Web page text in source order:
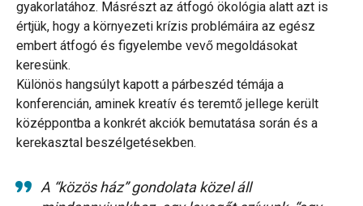
gyakorlatához. Másrészt az átfogó ökológia alatt azt is
értjük, hogy a környezeti krízis problémáira az egész
embert átfogó és figyelembe vevő megoldásokat
keresünk.
Különös hangsúlyt kapott a párbeszéd témája a
konferencián, aminek kreatív és teremtő jellege került
középpontba a konkrét akciók bemutatása során és a
kerekasztal beszélgetésekben.
A “közös ház” gondolata közel áll